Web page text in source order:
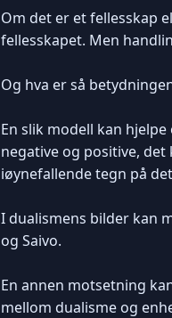
Om det er et fellesskap
fellesskapet. Men
Og hva er så
En slik modell kan
negative og positive,
iøynefallende tegn på
I dualismens bilder kan
og Saivo.
En annen motsetning
mellom dualisme og